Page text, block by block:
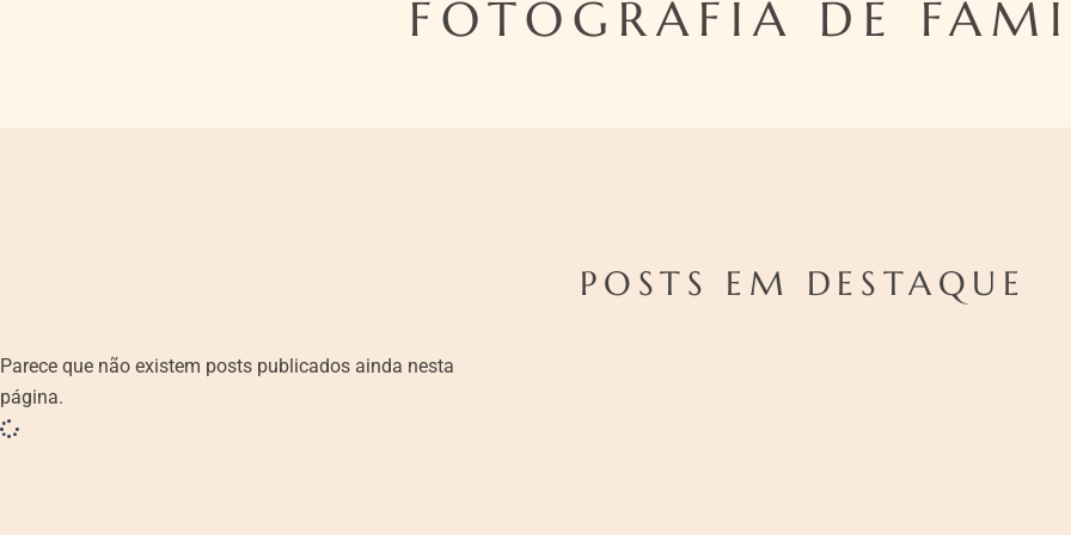
FOTOGRAFIA DE
POSTS EM DESTAQUE
Parece que não existem posts publicados ainda nesta
página.